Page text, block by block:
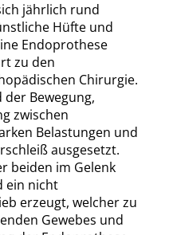
jährlich rund
Hüfte und
Endoprothese
zu den
Chirurgie.
Bewegung,
zwischen
Belastungen und
ausgesetzt.
beiden im Gelenk
ein nicht
erzeugt, welcher zu
Gewebes und